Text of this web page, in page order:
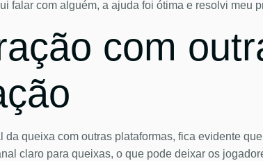
falar com alguém, a ajuda foi ótima e resolvi meu
com
queixa com outras plataformas, fica evidente
claro para queixas, o que pode deixar os